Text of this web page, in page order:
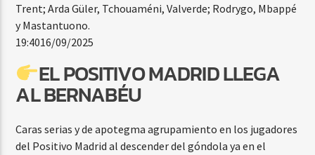
Trent; Arda Güler, Tchouaméni, Valverde; Rodrygo, Mbappé
y Mastantuono.
19:4016/09/2025
EL POSITIVO MADRID LLEGA
AL BERNABÉU
Caras serias y de apotegma agrupamiento en los jugadores
del Positivo Madrid al descender del góndola ya en el